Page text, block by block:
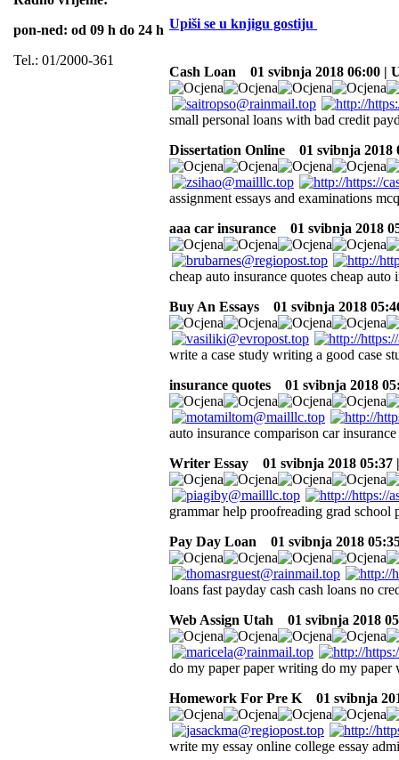
pon-ned: od 09 h do 24 h
Tel.: 01/2000-361
Upiši se u knjigu gostiju
Cash Loan 01 svibnja 2018 06:00 |
small personal loans with bad credit
Dissertation Online
01 svibnja 2018
assignment essays and examinations
aaa car insurance
01 svibnja 2018
cheap auto insurance quotes cheap
Buy An Essays
01 svibnja 2018
write a case study writing a good case
insurance quotes
01 svibnja 2018
auto insurance comparison car
Writer Essay
01 svibnja 2018 05:37
grammar help proofreading grad school
Pay Day Loan
01 svibnja 2018
loans fast payday cash cash loans no
Web Assign Utah
01 svibnja 2018
do my paper paper writing do my paper
Homework For Pre K
01 svibnja
write my essay online college essay